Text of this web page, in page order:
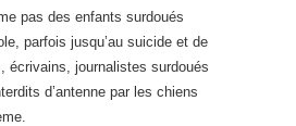
pas des enfants surdoués
parfois jusqu’au suicide et de
écrivains, journalistes surdoués
d’antenne par les chiens